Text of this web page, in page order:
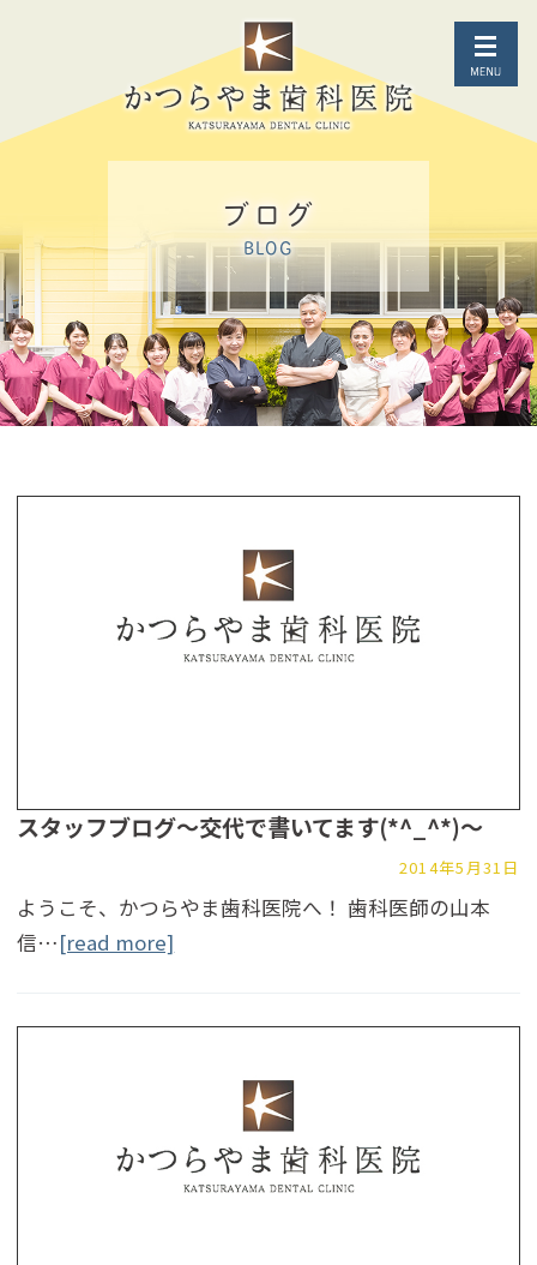
ブログ
BLOG
スタッフブログ～交代で書いてます(*^_^*)～
2014年5月31日
ようこそ、かつらやま歯科医院へ！ 歯科医師の山本
信…[read more]